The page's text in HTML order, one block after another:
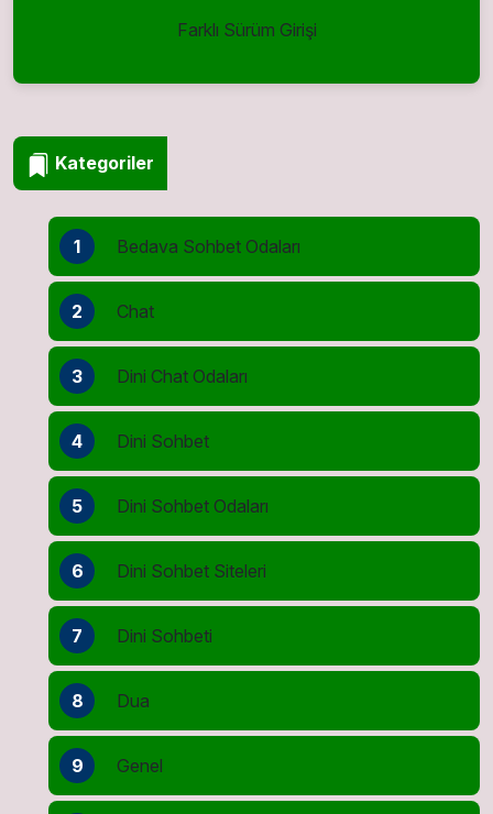
Farklı Sürüm Girişi
Kategoriler
1 Bedava Sohbet Odaları
2 Chat
3 Dini Chat Odaları
4 Dini Sohbet
5 Dini Sohbet Odaları
6 Dini Sohbet Siteleri
7 Dini Sohbeti
8 Dua
9 Genel